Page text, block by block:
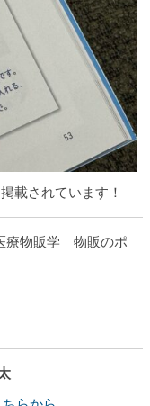
掲載されています！
療物販学 物販のポ